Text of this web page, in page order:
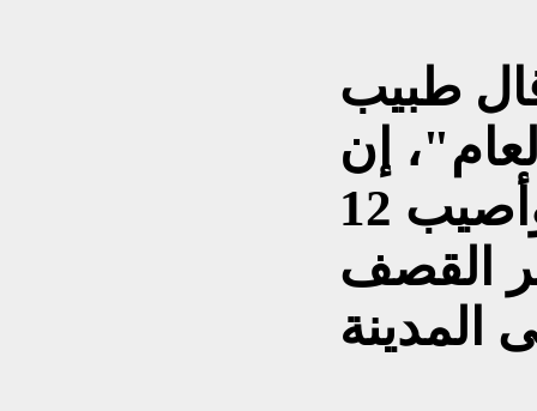
طبيب
إن
"تسعة مدنيين قتلوا وأصيب 12
القصف